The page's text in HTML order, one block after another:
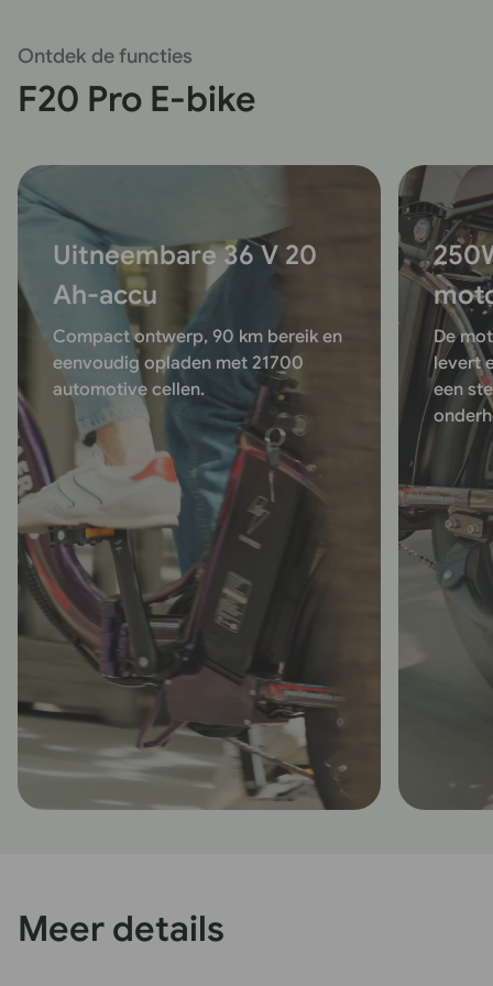
Ontdek de functies
F20 Pro E-bike
Uitneembare 36 V 20
Ah-accu
Compact ontwerp, 90 km bereik en
eenvoudig opladen met 21700
automotive cellen.
De
levert
een
Meer details